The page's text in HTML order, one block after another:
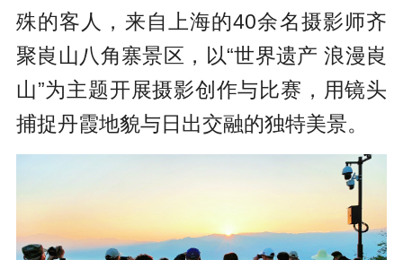
殊的客人，来自上海的40余名摄影师齐
聚崀山八角寨景区，以“世界遗产 浪漫崀
山”为主题开展摄影创作与比赛，用镜头
捕捉丹霞地貌与日出交融的独特美景。